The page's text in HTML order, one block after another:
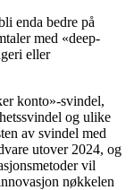
enda bedre på
med «deep-
eller
konto»-svindel,
og ulike
av svindel med
utover 2024, og
vil
nøkkelen